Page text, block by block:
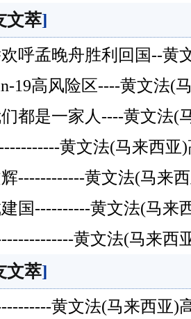
文萃]
呼孟晚舟胜利回国--黄
19高风险区----黄文法(
都是一家人----黄文法(
黄文法(马来西亚
------------黄文法(马来
国----------黄文法(马来
黄文法(马来西
文萃]
黄文法(马来西亚)